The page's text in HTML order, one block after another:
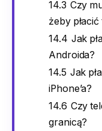
14.3 Czy
żeby
14.4 Jak
Androida?
14.5 Jak
iPhone’a?
14.6 Czy
granicą?